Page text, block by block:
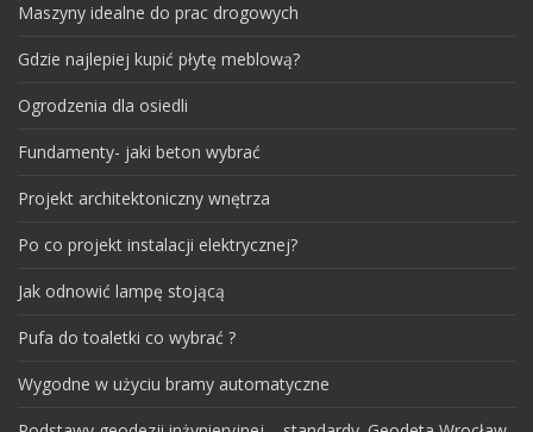
Maszyny idealne do prac drogowych
Gdzie najlepiej kupić płytę meblową?
Ogrodzenia dla osiedli
Fundamenty- jaki beton wybrać
Projekt architektoniczny wnętrza
Po co projekt instalacji elektrycznej?
Jak odnowić lampę stojącą
Pufa do toaletki co wybrać ?
Wygodne w użyciu bramy automatyczne